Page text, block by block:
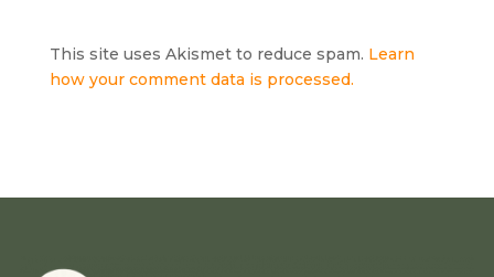
This site uses Akismet to reduce spam. Learn
how your comment data is processed.